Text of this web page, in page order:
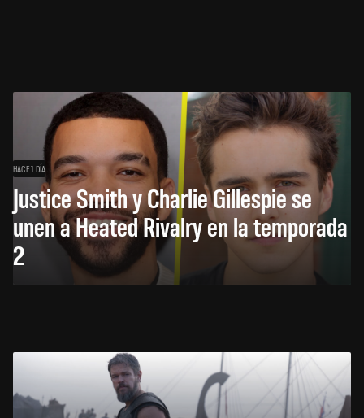
HACE 1 DÍA
Justice Smith y Charlie Gillespie se
unen a Heated Rivalry en la temporada
2